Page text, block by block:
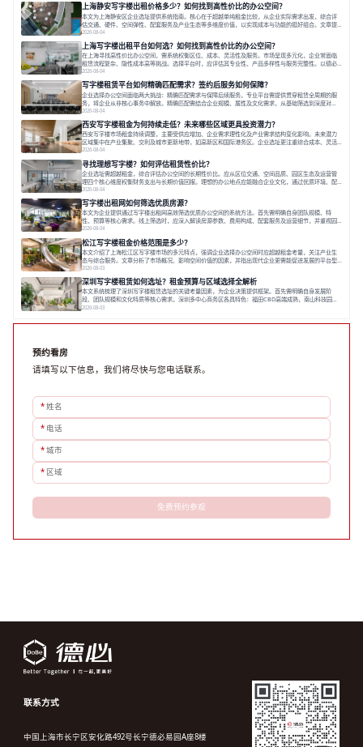
上海静安写字楼出租价格多少？如何找到高性价比的办公空间？
本文为上海静安区企业选址提供系统指南。核心在于超越单纯租金比较，从企业实际需求出发，综合评
估交通、硬件、空间弹性、配套服务及产业生态等多维度价值，以实现成本与功能的挺好组合。文章提
出打破固定工位思维，采用精装灵活空间与共享配套以提升性价比，并通过不同规模企业的实际案例加
以说明。之后指出，专业运营服务商提供的稳定环境、社群活动与产业集聚等增值服务，是很大化空间
价值、助力企业成长的关键。对于许多在
2026-08-04
上海写字楼出租平台如何选？如何找到高性价比的办公空间？
在上海寻找高性价比办公空间，需系统权衡区位、成本、灵活性及服务。市场呈现多元化，企业常面临
租赁流程复杂、隐性成本高等挑战。选择平台时，应评估其专业性、产品多样性与服务完整性。以德必
为例，其提供从空间到生态的解决方案，通过特色园区、灵活产品和丰富配套，满足不同企业需求。企
业应明确自身需求，实地考察，选择能支持长期发展、提升竞争力的办公空间。在上海寻找合适的办公
空间，对于企业行政负责人、中小企业主
2026-08-04
写字楼租赁平台如何精确匹配需求？签约后服务如何保障？
企业选择办公空间面临两大挑战：精确匹配需求与保障后续服务。专业平台需提供贯穿租赁全周期的服
务，将企业从非核心事务中解放。精确匹配需结合企业规模、属性及文化需求，从基础筛选到深度对
接；签约后则需构建覆盖硬件运维、共享配套及专业物业的全周期保障体系。德必集团通过标准化服务
与个性化运营结合，以全国布局和产业生态圈为企业提供稳定支持，体现了从信息撮合到深度服务的能
力转变。在为企业寻找办公空间的过程中，
2026-08-04
西安写字楼租金为何持续走低？未来哪些区域更具投资潜力？
西安写字楼市场租金持续调整，主要受供应增加、企业需求理性化及产业需求结构变化影响。未来潜力
区域集中在产业集聚、交利及城市更新地带，如高新区和国际港务区。企业选址更注重综合成本、灵活
性与员工体验，倾向于提供全包式服务的办公空间。专业运营方通过空间优化与社群服务，助力企业成
长，推动市场向多元化、高性价比方向发展。近年来，西安写字楼市场呈现出租金持续调整的态势，这
一现象引发了的广泛关注。作为西部重要
2026-08-04
寻找理想写字楼？如何评估租赁性价比？
企业选址需超越租金，综合评估办公空间的长期性价比。应从区位交通、空间品质、园区生态及运营管
理四个核心维度权衡财务支出与长期价值回报。理想的办公地点应能融合企业文化，通过优质环境、配
套服务及社群资源赋能业务增长，实现成本与价值的平衡。对于许多正在成长或寻求稳定发展的企业而
言，寻找一处合适的办公空间是一项至关重要的决策。这不仅关系到团队的日常工作效率与协作氛围，
更直接影响着企业的品牌形象、运营成本
2026-08-04
写字楼出租网如何筛选优质房源？
本文为企业提供通过写字楼出租网高效筛选优质办公空间的系统方法。首先需明确自身团队规模、特
性、预算等核心需求。线上筛选时，应深入解读房源参数、费用构成、配套服务及运营细节，并重视园
区产业生态与交通区位价值。同时，需考察运营方的品牌背景与持续服务能力。完成线上初选后，必须
进行线下实地验证，核对空间实景、测试设施、感受园区氛围并确认合同条款，从而做出精确决策。在
数字化时代，写字楼出租网已成为企业寻找
2026-08-04
松江写字楼租金价格范围是多少？
本文介绍了上海松江区写字楼市场的多元特点，强调企业选择办公空间时应超越租金考量，关注产业生
态与综合服务。文章分析了市场概况、影响空间价值的因素，并指出现代企业更需能促进发展的平台型
空间。之后，以德必集团为例，说明运营方如何通过构建服务生态助力企业成长，建议企业系统评估需
求与长期价值，选择匹配的发展载体。对于许多寻求在上海松江区设立或扩展办公空间的企业而言，了
解该区域的写字楼市场概况是决策的首先
2026-08-03
深圳写字楼租赁如何选址？租金预算与区域选择全解析
本文系统梳理了深圳写字楼租赁选址的关键考量因素，为企业决策提供框架。首先需明确自身发展阶
段、团队规模和文化特质等核心需求。深圳多中心商务区各具特色：福田CBD高端成熟，南山科技园创
新活力强，前海具政策优势。除传统写字楼外，创意产业园注重生态与社群，适合文创、科技类企业。
款。选址是综合性战略决策，旨在让办公
2026-08-03
预约看房
请填写以下信息，我们将尽快与您电话联系。
*姓名
* 电话
*城市
* 区域
免费预约参观
联系方式
中国上海市长宁区安化路492号长宁德必易园A座8楼